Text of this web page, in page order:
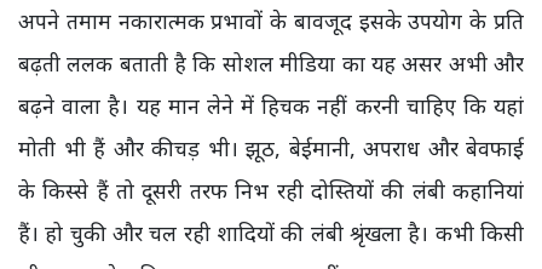
अपने तमाम नकारात्मक प्रभावों के बावजूद इसके उपयोग के प्रति
बढ़ती ललक बताती है कि सोशल मीडिया का यह असर अभी और
बढ़ने वाला है। यह मान लेने में हिचक नहीं करनी चाहिए कि यहां
मोती भी हैं और कीचड़ भी। झूठ, बेईमानी, अपराध और बेवफाई
के किस्से हैं तो दूसरी तरफ निभ रही दोस्तियों की लंबी कहानियां
हैं। हो चुकी और चल रही शादियों की लंबी श्रृंखला है। कभी किसी